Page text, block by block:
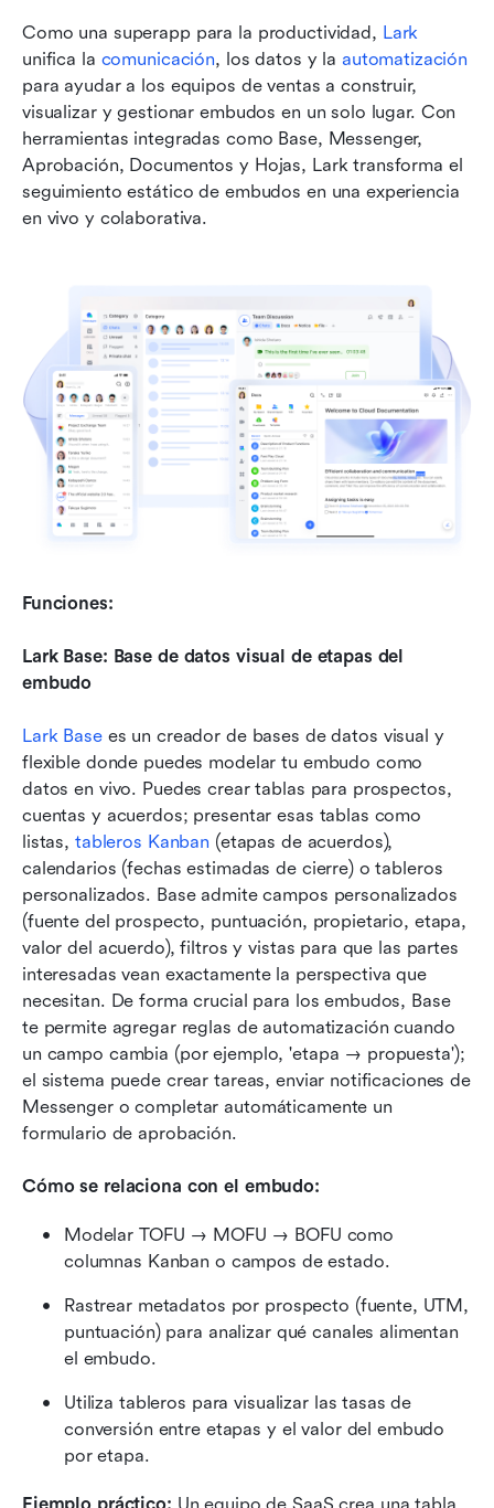
Como una superapp para la productividad, Lark
unifica la comunicación, los datos y la automatización
para ayudar a los equipos de ventas a construir,
visualizar y gestionar embudos en un solo lugar. Con
herramientas integradas como Base, Messenger,
Aprobación, Documentos y Hojas, Lark transforma el
seguimiento estático de embudos en una experiencia
en vivo y colaborativa.
Funciones:
Lark Base: Base de datos visual de etapas del
embudo
Lark Base es un creador de bases de datos visual y
flexible donde puedes modelar tu embudo como
datos en vivo. Puedes crear tablas para prospectos,
cuentas y acuerdos; presentar esas tablas como
listas, tableros Kanban (etapas de acuerdos),
calendarios (fechas estimadas de cierre) o tableros
personalizados. Base admite campos personalizados
(fuente del prospecto, puntuación, propietario, etapa,
valor del acuerdo), filtros y vistas para que las partes
interesadas vean exactamente la perspectiva que
necesitan. De forma crucial para los embudos, Base
te permite agregar reglas de automatización cuando
un campo cambia (por ejemplo, 'etapa → propuesta');
el sistema puede crear tareas, enviar notificaciones de
Messenger o completar automáticamente un
formulario de aprobación.
Cómo se relaciona con el embudo:
Modelar TOFU → MOFU → BOFU como
columnas Kanban o campos de estado.
Rastrear metadatos por prospecto (fuente, UTM,
puntuación) para analizar qué canales alimentan
el embudo.
Utiliza tableros para visualizar las tasas de
conversión entre etapas y el valor del embudo
por etapa.